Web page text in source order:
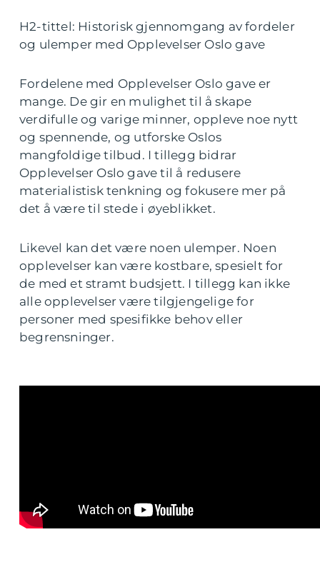
H2-tittel: Historisk gjennomgang av fordeler
og ulemper med Opplevelser Oslo gave
Fordelene med Opplevelser Oslo gave er
mange. De gir en mulighet til å skape
verdifulle og varige minner, oppleve noe nytt
og spennende, og utforske Oslos
mangfoldige tilbud. I tillegg bidrar
Opplevelser Oslo gave til å redusere
materialistisk tenkning og fokusere mer på
det å være til stede i øyeblikket.
Likevel kan det være noen ulemper. Noen
opplevelser kan være kostbare, spesielt for
de med et stramt budsjett. I tillegg kan ikke
alle opplevelser være tilgjengelige for
personer med spesifikke behov eller
begrensninger.